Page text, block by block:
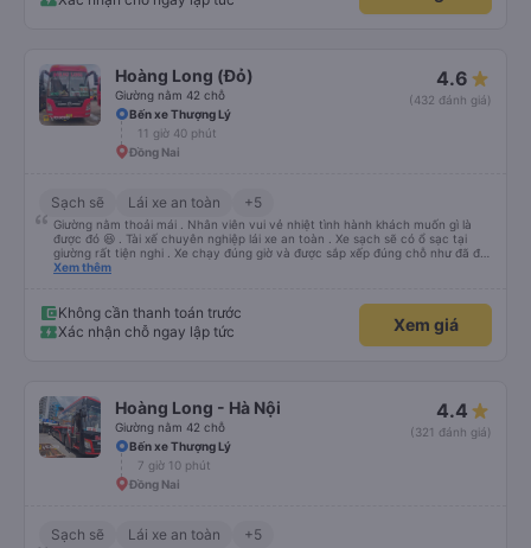
Hoàng Long (Đỏ)
Giường nằm 42 chỗ
4.6
(432 đánh giá)
Bến xe Thượng Lý
11 giờ 40 phút
Đồng Nai
Sạch sẽ Lái xe an toàn +5
Giường nằm thoải mái . Nhân viên vui vẻ nhiệt tình hành khách muốn gì là
được đó 😆 . Tài xế chuyên nghiệp lái xe an toàn . Xe sạch sẽ có ổ sạc tại
giường rất tiện nghi . Xe chạy đúng giờ và được sắp xếp đúng chỗ như đã đặt
. Điểm 10 cho hoàng long đỏ 👍
Xem thêm
Không cần thanh toán trước
Xác nhận chỗ ngay lập tức
Xem giá
Hoàng Long - Hà Nội
Giường nằm 42 chỗ
4.4
(321 đánh giá)
Bến xe Thượng Lý
7 giờ 10 phút
Đồng Nai
Sạch sẽ Lái xe an toàn +5